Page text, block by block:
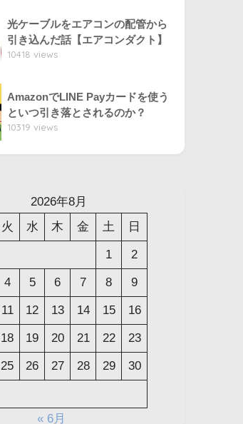
光ケーブルをエアコンの配管から
引き込んだ話【エアコンダクト】
10418 views
AmazonでLINE Payカードを使う
といつ引き落とされるのか？
10319 views
2026年8月
火 水 木 金 土 日
1 2
4 5 6 7 8 9
11 12 13 14 15 16
18 19 20 21 22 23
25 26 27 28 29 30
« 6月